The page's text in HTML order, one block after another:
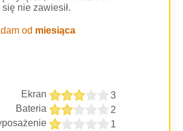
nie zawiesił.
od miesiąca
Ekran
3
Bateria
2
1